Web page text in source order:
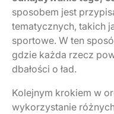
sposobem jest
tematycznych, takich
sportowe. W ten
gdzie każda rzecz
dbałości o ład.
Kolejnym krokiem w
wykorzystanie